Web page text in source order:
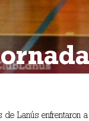
Lanús enfrentaron